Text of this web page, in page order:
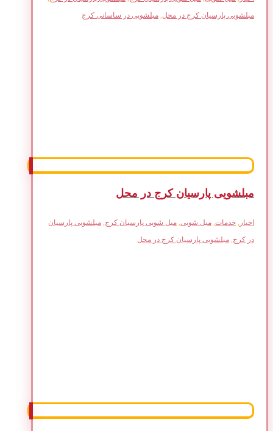
مبلشویی پارسیان کرج در محل مبلشویی در ساسانی کرج
مبلشویی پارسیان کرج در محل
اخبار خدمات مبل شویی مبل شویی پارسیان کرج مبلشویی پارسیان
در کرج مبلشویی پارسیان کرج در محل